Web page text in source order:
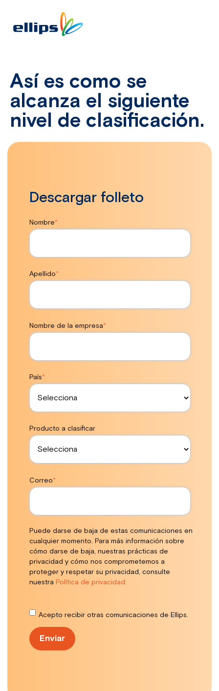
Así es como se
alcanza el siguiente
nivel de clasificación.
Descargar folleto
Nombre*
Apellido*
Nombre de la empresa*
País*
Producto a clasificar
Correo*
Puede darse de baja de estas comunicaciones en
cualquier momento. Para más información sobre
cómo darse de baja, nuestras prácticas de
privacidad y cómo nos comprometemos a
proteger y respetar su privacidad, consulte
nuestra Política de privacidad.
Acepto recibir otras comunicaciones de Ellips.